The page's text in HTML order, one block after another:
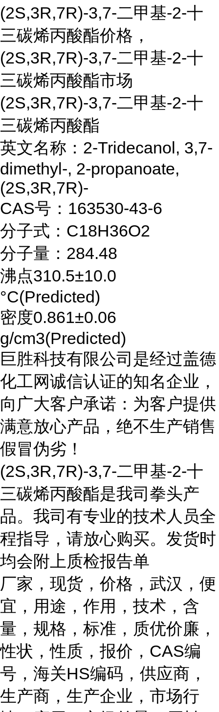
(2S,3R,7R)-3,7-二甲基-2-十
三碳烯丙酸酯价格，
(2S,3R,7R)-3,7-二甲基-2-十
三碳烯丙酸酯市场
(2S,3R,7R)-3,7-二甲基-2-十
三碳烯丙酸酯
英文名称：2-Tridecanol, 3,7-
dimethyl-, 2-propanoate,
(2S,3R,7R)-
CAS号：163530-43-6
分子式：C18H36O2
分子量：284.48
沸点310.5±10.0
°C(Predicted)
密度0.861±0.06
g/cm3(Predicted)
巨胜科技有限公司是经过盖德
化工网诚信认证的知名企业，
向广大客户承诺：为客户提供
满意放心产品，绝不生产销售
假冒伪劣！
(2S,3R,7R)-3,7-二甲基-2-十
三碳烯丙酸酯是我司拳头产
品。我司有专业的技术人员全
程指导，请放心购买。发货时
均会附上质检报告单
厂家，现货，价格，武汉，便
宜，用途，作用，技术，含
量，规格，标准，质优价廉，
性状，性质，报价，CAS编
号，海关HS编码，供应商，
生产商，生产企业，市场行